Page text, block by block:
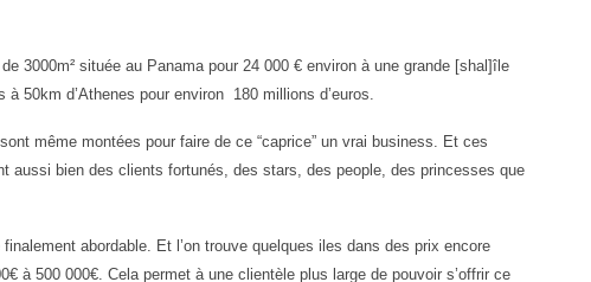
3000m² située au Panama pour 24 000 € environ à une grande [shal]île
à 50km d’Athenes pour environ 180 millions d’euros.
même montées pour faire de ce “caprice” un vrai business. Et ces
aussi bien des clients fortunés, des stars, des people, des princesses que
abordable. Et l’on trouve quelques iles dans des prix encore
à 500 000€. Cela permet à une clientèle plus large de pouvoir s’offrir ce